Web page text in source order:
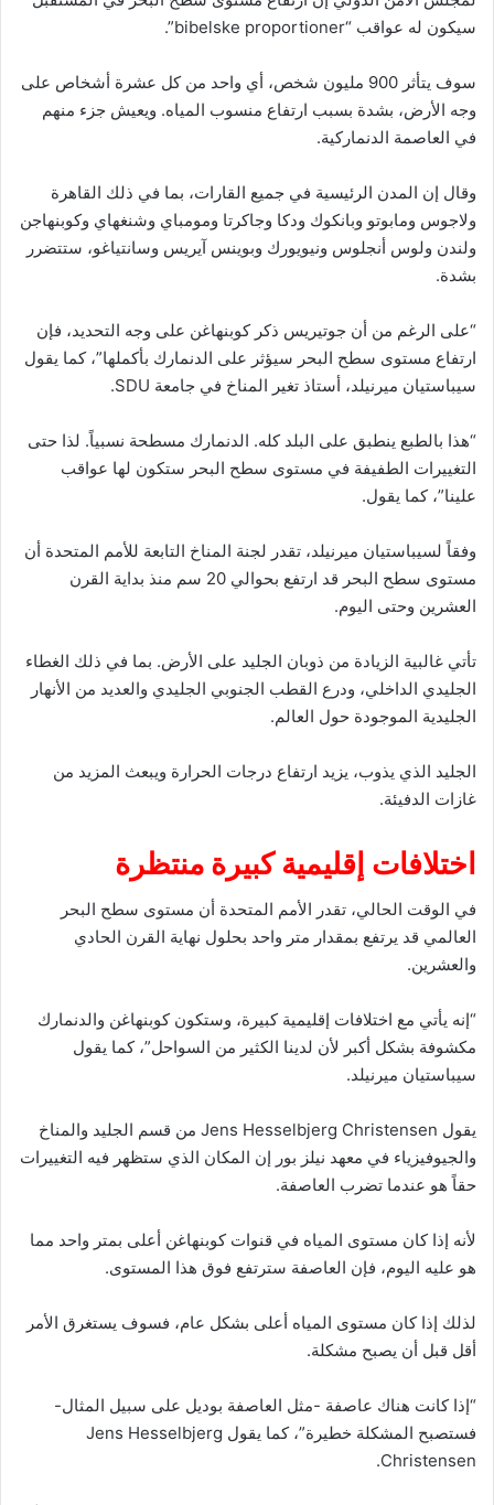
سيكون له عواقب “bibelske proportioner”.
سوف يتأثر 900 مليون شخص، أي واحد من كل عشرة أشخاص على
وجه الأرض، بشدة بسبب ارتفاع منسوب المياه. ويعيش جزء منهم
في العاصمة الدنماركية.
وقال إن المدن الرئيسية في جميع القارات، بما في ذلك القاهرة
ولاجوس ومابوتو وبانكوك ودكا وجاكرتا ومومباي وشنغهاي وكوبنهاجن
ولندن ولوس أنجلوس ونيويورك وبوينس آيريس وسانتياغو، ستتضرر
بشدة.
“على الرغم من أن جوتيريس ذكر كوبنهاغن على وجه التحديد، فإن
ارتفاع مستوى سطح البحر سيؤثر على الدنمارك بأكملها”، كما يقول
سيباستيان ميرنيلد، أستاذ تغير المناخ في جامعة SDU.
“هذا بالطبع ينطبق على البلد كله. الدنمارك مسطحة نسبياً. لذا حتى
التغييرات الطفيفة في مستوى سطح البحر ستكون لها عواقب
علينا”، كما يقول.
وفقاً لسيباستيان ميرنيلد، تقدر لجنة المناخ التابعة للأمم المتحدة أن
مستوى سطح البحر قد ارتفع بحوالي 20 سم منذ بداية القرن
العشرين وحتى اليوم.
تأتي غالبية الزيادة من ذوبان الجليد على الأرض. بما في ذلك الغطاء
الجليدي الداخلي، ودرع القطب الجنوبي الجليدي والعديد من الأنهار
الجليدية الموجودة حول العالم.
الجليد الذي يذوب، يزيد ارتفاع درجات الحرارة ويبعث المزيد من
غازات الدفيئة.
اختلافات إقليمية كبيرة منتظرة
في الوقت الحالي، تقدر الأمم المتحدة أن مستوى سطح البحر
العالمي قد يرتفع بمقدار متر واحد بحلول نهاية القرن الحادي
والعشرين.
“إنه يأتي مع اختلافات إقليمية كبيرة، وستكون كوبنهاغن والدنمارك
مكشوفة بشكل أكبر لأن لدينا الكثير من السواحل”، كما يقول
سيباستيان ميرنيلد.
يقول Jens Hesselbjerg Christensen من قسم الجليد والمناخ
والجيوفيزياء في معهد نيلز بور إن المكان الذي ستظهر فيه التغييرات
حقاً هو عندما تضرب العاصفة.
لأنه إذا كان مستوى المياه في قنوات كوبنهاغن أعلى بمتر واحد مما
هو عليه اليوم، فإن العاصفة سترتفع فوق هذا المستوى.
لذلك إذا كان مستوى المياه أعلى بشكل عام، فسوف يستغرق الأمر
أقل قبل أن يصبح مشكلة.
“إذا كانت هناك عاصفة -مثل العاصفة بوديل على سبيل المثال-
فستصبح المشكلة خطيرة”، كما يقول Jens Hesselbjerg
Christensen.